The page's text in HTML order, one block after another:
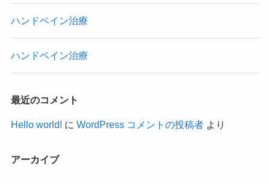
ハンドベイン治療
ハンドベイン治療
最近のコメント
Hello world! に WordPress コメントの投稿者より
アーカイブ